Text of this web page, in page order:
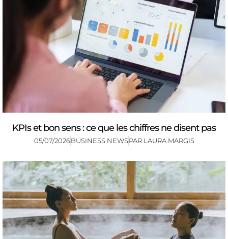
KPIs et bon sens : ce que les chiffres ne disent pas
05/07/2026BUSINESS NEWSPAR LAURA MARGIS